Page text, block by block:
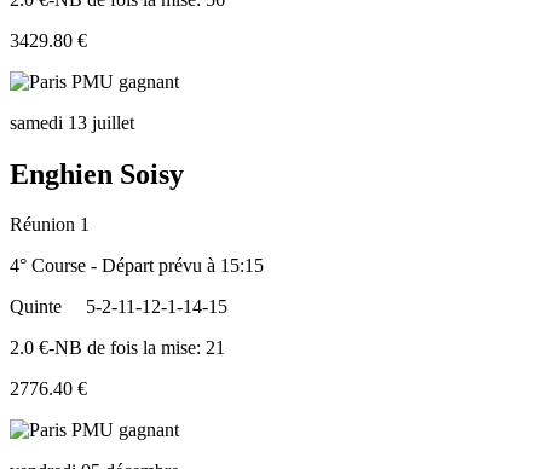
3429.80 €
samedi 13 juillet
Enghien Soisy
Réunion 1
4° Course - Départ prévu à 15:15
Quinte
5-2-11-12-1-14-15
2.0 €-NB de fois la mise: 21
2776.40 €